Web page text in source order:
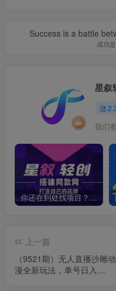
Success is a battle
成功
星叙
我们
你还在到处找项目？还在当韭菜？我靠卖项目一个月收入5万+，曾经我也是个失败者。
上一篇
（9521期）无人直播沙雕动
漫全新玩法，单号日入